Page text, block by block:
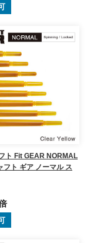
ト Fit GEAR NORMAL
フト ギア ノーマル ス